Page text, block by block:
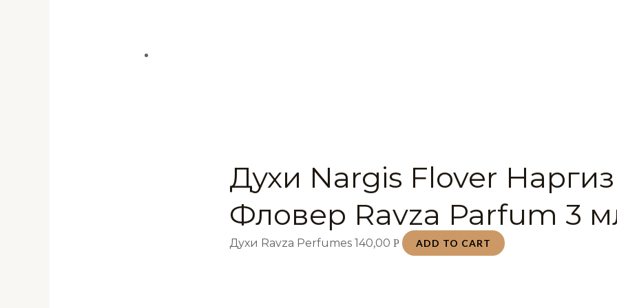
Духи Nargis Flover Наргиз
Фловер Ravza Parfum 3
Духи Ravza Perfumes140,00Р ADD TO CART